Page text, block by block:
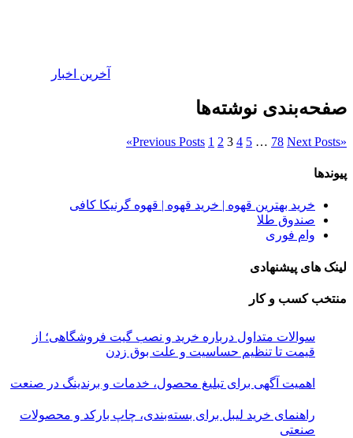
آخرین اخبار
صفحه‌بندی نوشته‌ها
«
Previous Posts 1 2 3 4 5 … 78 Next Posts
»
پیوندها
خرید بهترین قهوه | خرید قهوه | قهوه گرنیکا کافی
صندوق طلا
وام فوری
لینک های پیشنهادی
منتخب کسب و کار
سوالات متداول درباره خرید و نصب گیت فروشگاهی؛ از
قیمت تا تنظیم حساسیت و علت بوق زدن
اهمیت آگهی برای تبلیغ محصول، خدمات و برندینگ در صنعت
راهنمای خرید لیبل برای بسته‌بندی، چاپ بارکد و محصولات
صنعتی